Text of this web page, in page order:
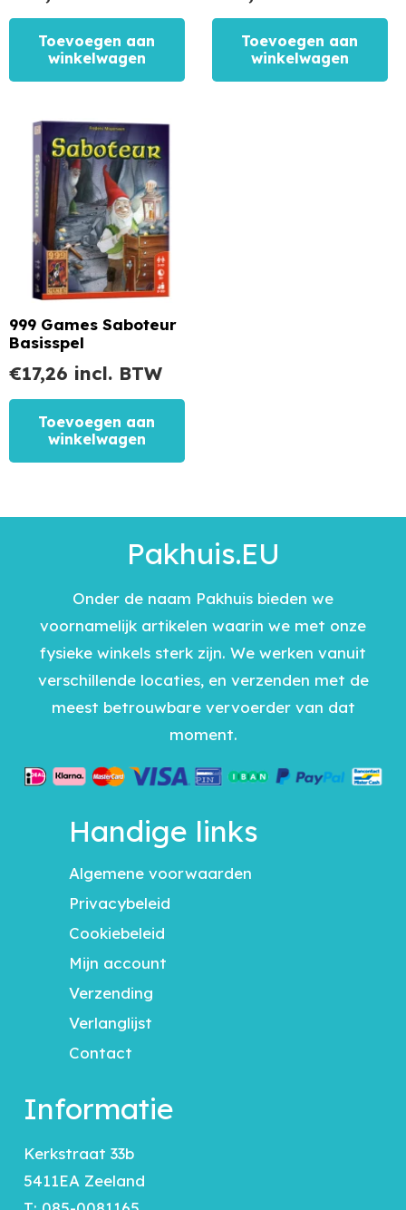
Toevoegen aan
winkelwagen
Toevoegen aan
winkelwagen
999 Games Saboteur
Basisspel
€17,26 incl. BTW
Toevoegen aan
winkelwagen
Pakhuis.EU
Onder de naam Pakhuis bieden we
voornamelijk artikelen waarin we met onze
fysieke winkels sterk zijn. We werken vanuit
verschillende locaties, en verzenden met de
meest betrouwbare vervoerder van dat
moment.
Handige links
Algemene voorwaarden
Privacybeleid
Cookiebeleid
Mijn account
Verzending
Verlanglijst
Contact
Informatie
Kerkstraat 33b
5411EA Zeeland